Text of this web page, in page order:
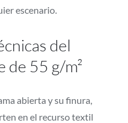
escenario.
del
de 55 g/m²
abierta y su finura,
en el recurso textil